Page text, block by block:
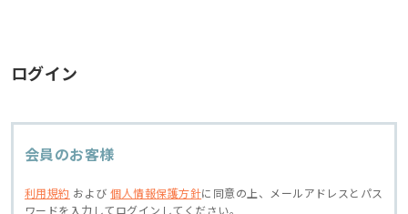
ログイン
会員のお客様
利用規約 および個人情報保護方針に同意の上、
メールアドレスとパス
ワードを入力してログインしてください。